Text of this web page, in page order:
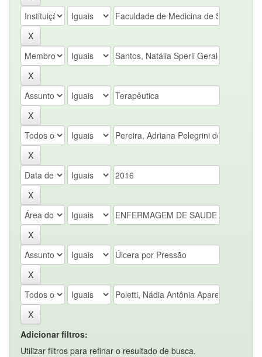
Adicionar filtros:
Utilizar filtros para refinar o resultado de busca.